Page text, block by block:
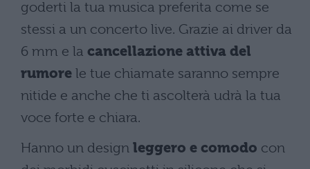
goderti la tua musica preferita come se
stessi a un concerto live. Grazie ai driver da
6 mm e la cancellazione attiva del
rumore le tue chiamate saranno sempre
nitide e anche che ti ascolterà udrà la tua
voce forte e chiara.
Hanno un design leggero e comodo con